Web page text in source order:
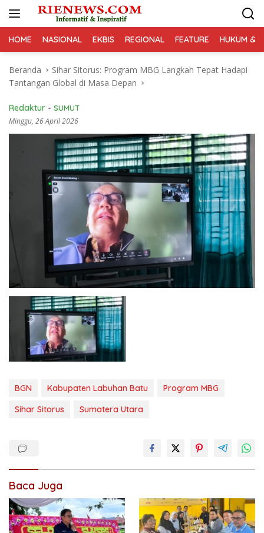
HOME NASIONAL EKBIS REGIONAL FEATURE HUKUM &
Beranda
Sihar Sitorus: Program MBG Langkah Tepat Hadapi
Tantangan Global di Masa Depan
Redaktur - SUMUT
Minggu, 26 April 2026
BGN Kabupaten Labuhan Batu
Program MBG
Sihar Sitorus
Sumatera Utara
Baca Juga